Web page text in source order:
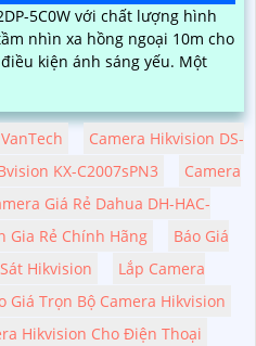
5C0W với chất lượng hình
nhìn xa hồng ngoại 10m cho
kiện ánh sáng yếu. Một
Camera Hikvision DS-
KX-C2007sPN3
Camera
Giá Rẻ Dahua DH-HAC-
Gia Rẻ Chính Hãng
Báo Giá
Hikvision
Lắp Camera
Giá Trọn Bộ Camera Hikvision
Hikvision Cho Điện Thoại